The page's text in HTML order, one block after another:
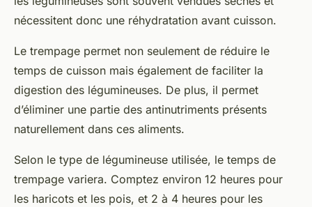
nécessitent donc une réhydratation avant cuisson.
Le trempage permet non seulement de réduire le
temps de cuisson mais également de faciliter la
digestion des légumineuses. De plus, il permet
d’éliminer une partie des antinutriments présents
naturellement dans ces aliments.
Selon le type de légumineuse utilisée, le temps de
trempage variera. Comptez environ 12 heures pour
les haricots et les pois, et 2 à 4 heures pour les